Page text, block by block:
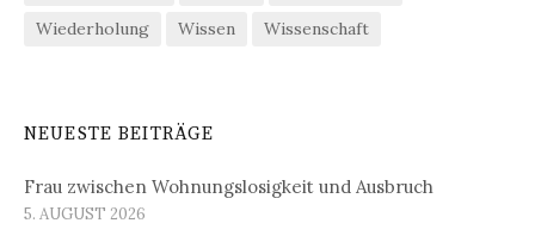
Wiederholung
Wissen Wissenschaft
NEUESTE BEITRÄGE
Frau zwischen Wohnungslosigkeit und Ausbruch
5. AUGUST 2026